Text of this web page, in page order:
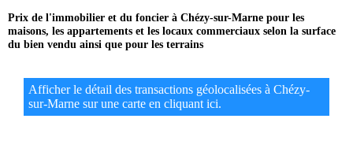
Prix de l'immobilier et du foncier à Chézy-sur-Marne pour les
maisons, les appartements et les locaux commerciaux selon la surface
du bien vendu ainsi que pour les terrains
Afficher le détail des transactions géolocalisées à Chézy-
sur-Marne sur une carte en cliquant ici.